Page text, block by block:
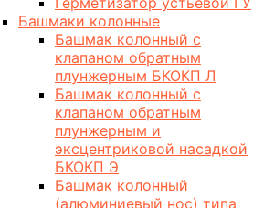
Башмаки колонные
Башмак колонный с
клапаном обратным
плунжерным БКОКП Л
Башмак колонный с
клапаном обратным
плунжерным и
эксцентриковой насадкой
БКОКП Э
Башмак колонный
(алюминиевый нос) типа